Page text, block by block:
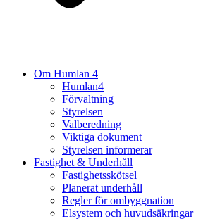
Om Humlan 4
Humlan4
Förvaltning
Styrelsen
Valberedning
Viktiga dokument
Styrelsen informerar
Fastighet & Underhåll
Fastighetsskötsel
Planerat underhåll
Regler för ombyggnation
Elsystem och huvudsäkringar